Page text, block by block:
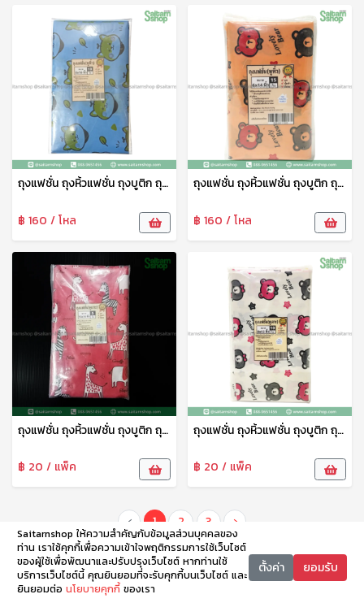
ถุงแฟชั่น ถุงหิ้วแฟชั่น ถุงบูติก ถุงบูติค ถุงแฟชั่นเจาะหู ลายพรีเมี่ยม 8*16 ซม. 1แพ็ค10ใบ tpf
฿ 160 / โหล
ถุงแฟชั่น ถุงหิ้วแฟชั่น ถุงบูติก ถุงบูติค ถุงแฟชั่นเจาะหู ลายพรีเมี่ยม 6*14 ซม. 1แพ็ค14ใบ tpf
฿ 160 / โหล
ถุงแฟชั่น ถุงหิ้วแฟชั่น ถุงบูติก ถุงบูติค ถุงแฟชั่นเจาะหู ลายพรีเมี่ยม 10*16 ซม. 1แพ็ค15ใบ tpf
฿ 20 / แพ็ค
ถุงแฟชั่น ถุงหิ้วแฟชั่น ถุงบูติก ถุงบูติค ถุงแฟชั่นเจาะหู ลายพรีเมี่ยม 8*12 ซม. 1แพ็ค10ใบ tpf
฿ 20 / แพ็ค
‹ 1 2 3 ›
Saitarnshop ให้ความสำคัญกับข้อมูลส่วนบุคคลของ
ท่าน เราใช้คุกกี้เพื่อความเข้าใจพฤติกรรมการใช้เว็บไซต์
ของผู้ใช้เพื่อพัฒนาและปรับปรุงเว็บไซต์ หากท่านใช้
บริการเว็บไซต์นี้ คุณยินยอมที่จะรับคุกกี้บนเว็บไซต์ และ
ยินยอมต่อ นโยบายคุกกี้ ของเรา
ตั้งค่า ยอมรับ